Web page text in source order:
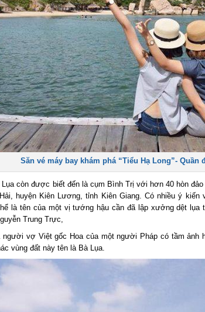
Săn vé máy bay khám phá “Tiểu Hạ Long”- Quần
Lụa còn được biết đến là cụm Bình Trị với hơn 40 hòn đảo
huyện Kiên Lương, tỉnh Kiên Giang. Có nhiều ý kiến
là tên của một vị tướng hậu cần đã lập xưởng dệt lụa
Trung Trực,
vợ Việt gốc Hoa của một người Pháp có tầm ảnh
vùng đất này tên là Bà Lụa.